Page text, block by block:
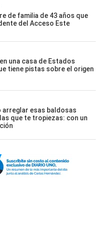
de familia de 43 años que
del Acceso Este
una casa de Estados
tiene pistas sobre el origen
arreglar esas baldosas
que te tropiezas: con un